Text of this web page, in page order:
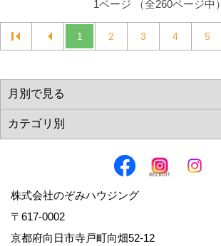
1ページ （全260ページ中）
1 2 3 4 5
株式会社のぞみハウジング
〒617-0002
京都府向日市寺戸町向畑52-12